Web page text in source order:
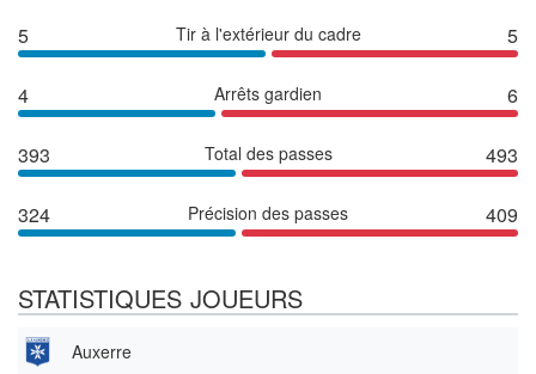
5 Tir à l'extérieur du cadre 5
4 Arrêts gardien 6
393 Total des passes 493
324 Précision des passes 409
STATISTIQUES JOUEURS
Auxerre